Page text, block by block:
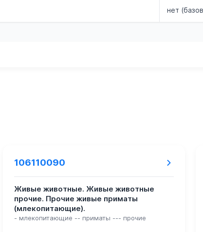
нет
106110090
Живые животные. Живые животные
прочие. Прочие живые приматы
(млекопитающие).
- млекопитающие -- приматы --- прочие